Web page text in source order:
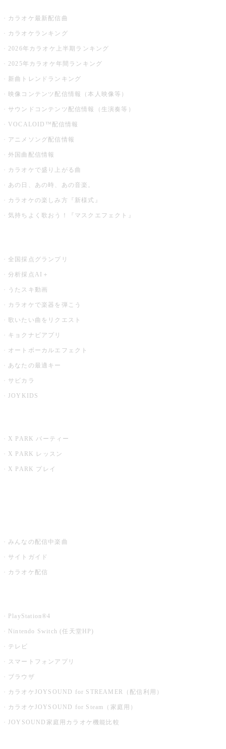
カラオケ最新配信曲
カラオケランキング
2026年カラオケ上半期ランキング
2025年カラオケ年間ランキング
新曲トレンドランキング
映像コンテンツ配信情報（本人映像等）
サウンドコンテンツ配信情報（生演奏等）
VOCALOID™配信情報
アニメソング配信情報
外国曲配信情報
カラオケで盛り上がる曲
あの日、あの時、あの音楽。
カラオケの楽しみ方『新様式』
気持ちよく歌おう！『マスクエフェクト』
全国採点グランプリ
分析採点AI＋
うたスキ動画
カラオケで楽器を弾こう
歌いたい曲をリクエスト
キョクナビアプリ
オートボーカルエフェクト
あなたの最適キー
サビカラ
JOYKIDS
X PARK パーティー
X PARK レッスン
X PARK プレイ
みんなの配信中楽曲
サイトガイド
カラオケ配信
PlayStation®4
Nintendo Switch (任天堂HP)
テレビ
スマートフォンアプリ
ブラウザ
カラオケJOYSOUND for STREAMER（配信利用）
カラオケJOYSOUND for Steam（家庭用）
JOYSOUND家庭用カラオケ機能比較